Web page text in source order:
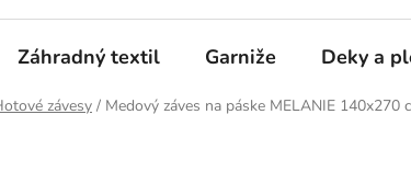
Záhradný textil Garniže Deky a
závesy / Medový záves na páske MELANIE 140x270